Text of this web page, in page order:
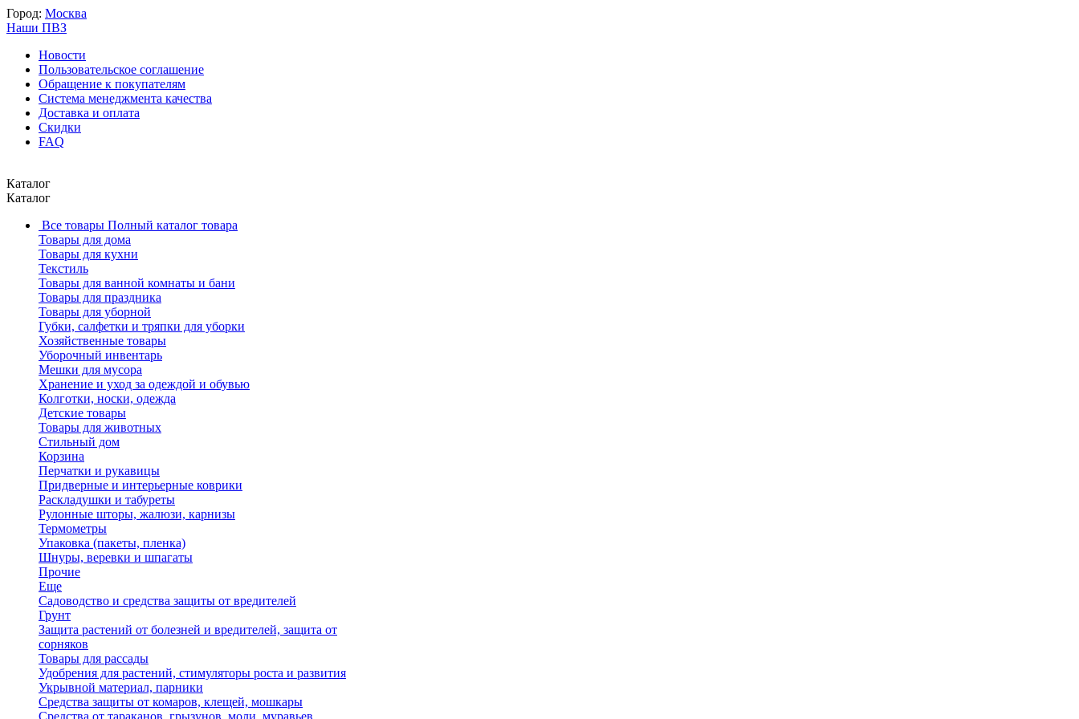
Город: Москва
Наши ПВЗ
Новости
Пользовательское соглашение
Обращение к покупателям
Система менеджмента качества
Доставка и оплата
Скидки
FAQ
Каталог
Каталог
Все товары Полный каталог товара
Товары для дома
Товары для кухни
Текстиль
Товары для ванной комнаты и бани
Товары для праздника
Товары для уборной
Губки, салфетки и тряпки для уборки
Хозяйственные товары
Уборочный инвентарь
Мешки для мусора
Хранение и уход за одеждой и обувью
Колготки, носки, одежда
Детские товары
Товары для животных
Стильный дом
Корзина
Перчатки и рукавицы
Придверные и интерьерные коврики
Раскладушки и табуреты
Рулонные шторы, жалюзи, карнизы
Термометры
Упаковка (пакеты, пленка)
Шнуры, веревки и шпагаты
Прочие
Еще
Садоводство и средства защиты от вредителей
Грунт
Защита растений от болезней и вредителей, защита от
сорняков
Товары для рассады
Удобрения для растений, стимуляторы роста и развития
Укрывной материал, парники
Средства защиты от комаров, клещей, мошкары
Средства от тараканов, грызунов, моли, муравьев